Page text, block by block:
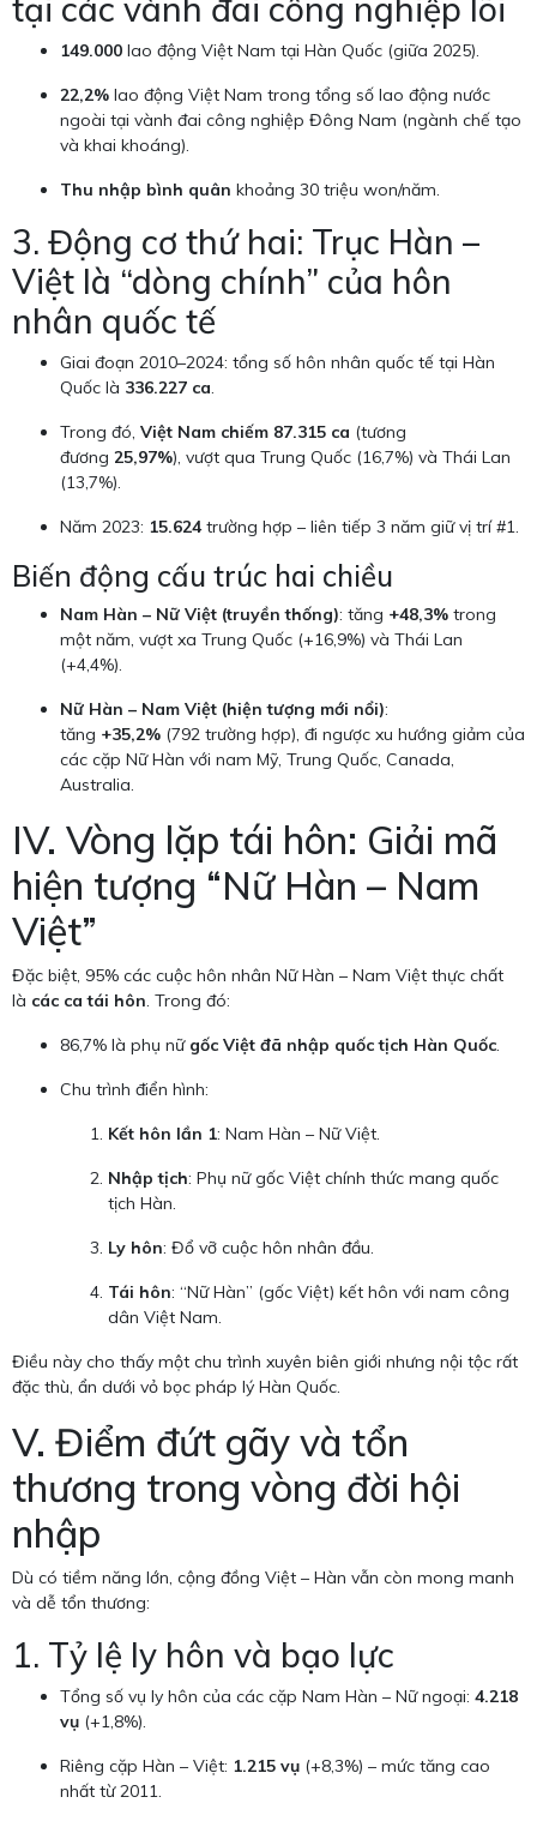
tại các vành đai công nghiệp lõi
149.000 lao động Việt Nam tại Hàn Quốc (giữa 2025).
22,2% lao động Việt Nam trong tổng số lao động nước
ngoài tại vành đai công nghiệp Đông Nam (ngành chế tạo
và khai khoáng).
Thu nhập bình quân khoảng 30 triệu won/năm.
3. Động cơ thứ hai: Trục Hàn –
Việt là “dòng chính” của hôn
nhân quốc tế
Giai đoạn 2010–2024: tổng số hôn nhân quốc tế tại Hàn
Quốc là 336.227 ca.
Trong đó, Việt Nam chiếm 87.315 ca (tương
đương 25,97%), vượt qua Trung Quốc (16,7%) và Thái Lan
(13,7%).
Năm 2023: 15.624trường hợp – liên tiếp 3 năm giữ vị trí #1.
Biến động cấu trúc hai chiều
Nam Hàn – Nữ Việt (truyền thống): tăng +48,3% trong
một năm, vượt xa Trung Quốc (+16,9%) và Thái Lan
(+4,4%).
Nữ Hàn – Nam Việt (hiện tượng mới nổi):
tăng +35,2% (792 trường hợp), đi ngược xu hướng giảm của
các cặp Nữ Hàn với nam Mỹ, Trung Quốc, Canada,
Australia.
IV. Vòng lặp tái hôn: Giải mã
hiện tượng “Nữ Hàn – Nam
Việt”
Đặc biệt, 95% các cuộc hôn nhân Nữ Hàn – Nam Việt thực chất
là các ca tái hôn. Trong đó:
86,7% là phụ nữ gốc Việt đã nhập quốc tịch Hàn Quốc.
Chu trình điển hình:
Kết hôn lần 1: Nam Hàn – Nữ Việt.
Nhập tịch: Phụ nữ gốc Việt chính thức mang quốc
tịch Hàn.
Ly hôn: Đổ vỡ cuộc hôn nhân đầu.
Tái hôn: “Nữ Hàn” (gốc Việt) kết hôn với nam công
dân Việt Nam.
Điều này cho thấy một chu trình xuyên biên giới nhưng nội tộc rất
đặc thù, ẩn dưới vỏ bọc pháp lý Hàn Quốc.
V. Điểm đứt gãy và tổn
thương trong vòng đời hội
nhập
Dù có tiềm năng lớn, cộng đồng Việt – Hàn vẫn còn mong manh
và dễ tổn thương:
1. Tỷ lệ ly hôn và bạo lực
Tổng số vụ ly hôn của các cặp Nam Hàn – Nữ ngoại: 4.218
vụ (+1,8%).
Riêng cặp Hàn – Việt: 1.215 vụ (+8,3%) – mức tăng cao
nhất từ 2011.